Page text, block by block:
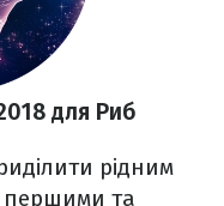
для Риб
рідним
першими та